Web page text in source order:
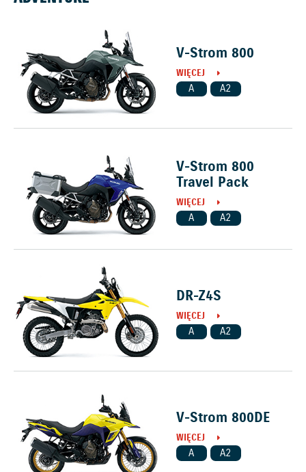
V-Strom 800
WIĘCEJ
A A2
V-Strom 800
Travel Pack
WIĘCEJ
A A2
DR-Z4S
WIĘCEJ
A A2
V-Strom 800DE
WIĘCEJ
A A2